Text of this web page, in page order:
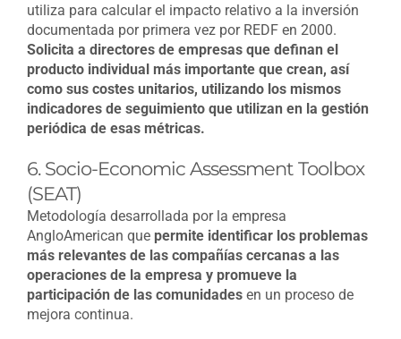
utiliza para calcular el impacto relativo a la inversión
documentada por primera vez por REDF en 2000.
Solicita a directores de empresas que definan el
producto individual más importante que crean, así
como sus costes unitarios, utilizando los mismos
indicadores de seguimiento que utilizan en la gestión
periódica de esas métricas.
6. Socio-Economic Assessment Toolbox
(SEAT)
Metodología desarrollada por la empresa
AngloAmerican que permite identificar los problemas
más relevantes de las compañías cercanas a las
operaciones de la empresa y promueve la
participación de las comunidadesen un proceso de
mejora continua.